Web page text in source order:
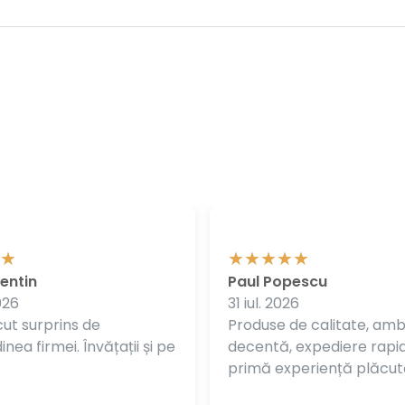
surprins de
firmei. Învățații și pe
Produse de calitate,
decentă, expediere
primă experiență
Paul Popescu
31 iul. 2026